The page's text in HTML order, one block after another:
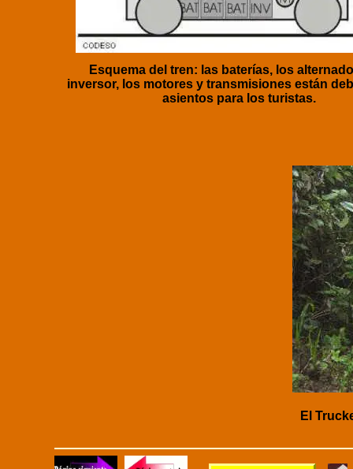
Esquema del tren: las baterías, los
inversor, los motores y transmisiones están
asientos para los turistas.
El